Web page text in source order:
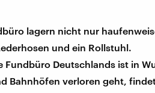
lagern nicht nur
und ein Rollstuhl.
Fundbüro Deutschlands ist in
Bahnhöfen verloren geht,